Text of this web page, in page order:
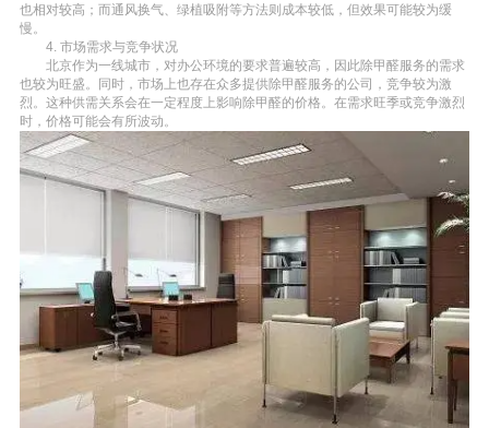
也相对较高；而通风换气、绿植吸附等方法则成本较低，但效果可能较为缓
慢。
4. 市场需求与竞争状况
北京作为一线城市，对办公环境的要求普遍较高，因此除甲醛服务的需求
也较为旺盛。同时，市场上也存在众多提供除甲醛服务的公司，竞争较为激
烈。这种供需关系会在一定程度上影响除甲醛的价格。在需求旺季或竞争激烈
时，价格可能会有所波动。